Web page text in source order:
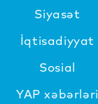
Siyasət
İqtisadiyyat
Sosial
YAP xəbərləri